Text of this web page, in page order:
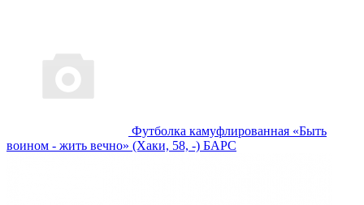
Футболка камуфлированная «Быть
воином - жить вечно» (Хаки, 58, -) БАРС